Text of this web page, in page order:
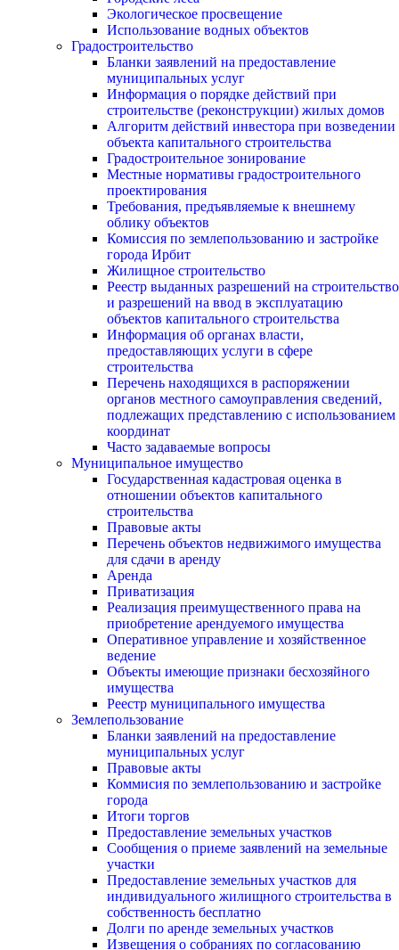
Экологическое просвещение
Использование водных объектов
Градостроительство
Бланки заявлений на предоставление
муниципальных услуг
Информация о порядке действий при
строительстве (реконструкции) жилых домов
Алгоритм действий инвестора при возведении
объекта капитального строительства
Градостроительное зонирование
Местные нормативы градостроительного
проектирования
Требования, предъявляемые к внешнему
облику объектов
Комиссия по землепользованию и застройке
города Ирбит
Жилищное строительство
Реестр выданных разрешений на строительство
и разрешений на ввод в эксплуатацию
объектов капитального строительства
Информация об органах власти,
предоставляющих услуги в сфере
строительства
Перечень находящихся в распоряжении
органов местного самоуправления сведений,
подлежащих представлению с использованием
координат
Часто задаваемые вопросы
Муниципальное имущество
Государственная кадастровая оценка в
отношении объектов капитального
строительства
Правовые акты
Перечень объектов недвижимого имущества
для сдачи в аренду
Аренда
Приватизация
Реализация преимущественного права на
приобретение арендуемого имущества
Оперативное управление и хозяйственное
ведение
Объекты имеющие признаки бесхозяйного
имущества
Реестр муниципального имущества
Землепользование
Бланки заявлений на предоставление
муниципальных услуг
Правовые акты
Коммисия по землепользованию и застройке
города
Итоги торгов
Предоставление земельных участков
Сообщения о приеме заявлений на земельные
участки
Предоставление земельных участков для
индивидуального жилищного строительства в
собственность бесплатно
Долги по аренде земельных участков
Извещения о собраниях по согласованию